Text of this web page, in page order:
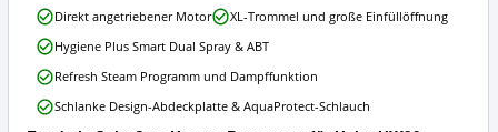
Waschmaschine
kg
erhältlich?
Haier
HW80-
B14979
PRO
Serie
Direkt angetriebener Motor
XL-Trommel und große Einfüllöffnung
Hygiene Plus Smart Dual Spray & ABT
Refresh Steam Programm und Dampffunktion
Schlanke Design-Abdeckplatte & AquaProtect-Schlauch